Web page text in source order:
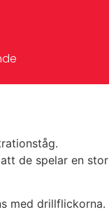
de spelar en stor
med drillflickorna.